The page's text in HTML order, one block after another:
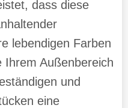
dass diese
lebendigen Farben
Ihrem Außenbereich
und
eine